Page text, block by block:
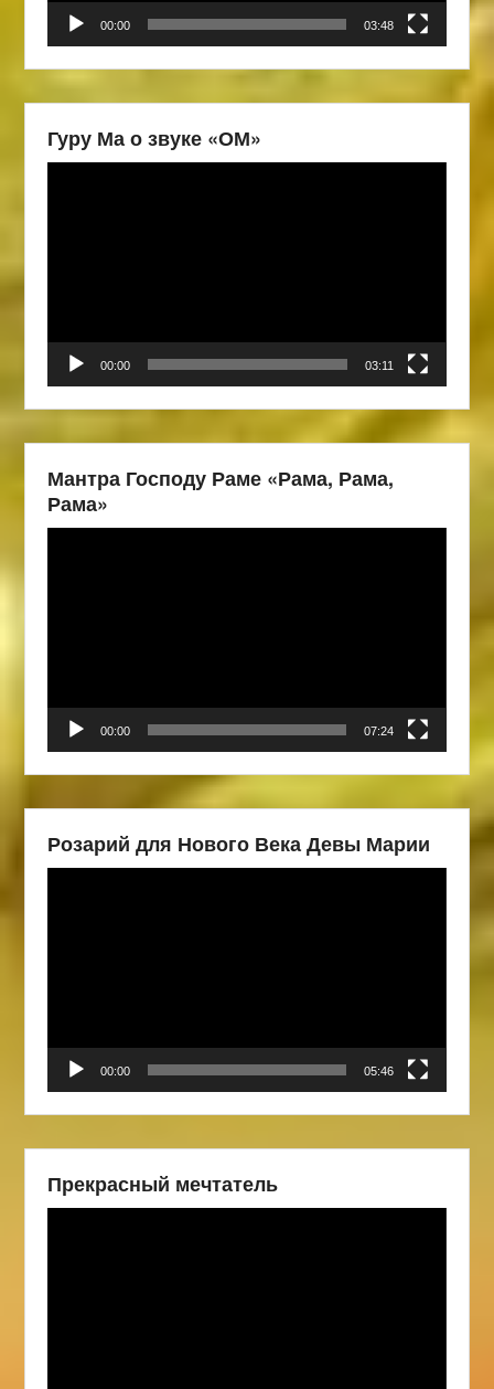
00:00 03:48
Гуру Ма о звуке «ОМ»
00:00 03:11
Мантра Господу Раме «Рама, Рама,
Рама»
00:00 07:24
Розарий для Нового Века Девы Марии
00:00 05:46
Прекрасный мечтатель